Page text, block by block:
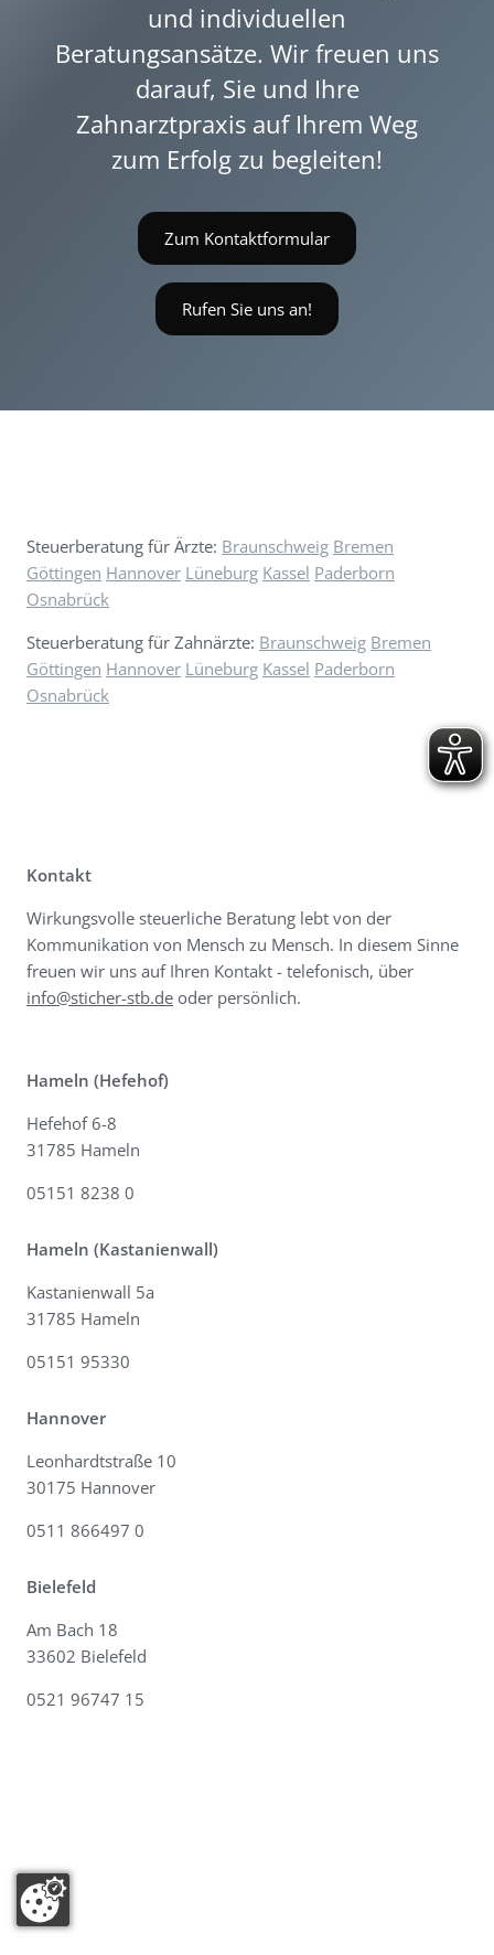
und individuellen
Beratungsansätze. Wir freuen uns
darauf, Sie und Ihre
Zahnarztpraxis auf Ihrem Weg
zum Erfolg zu begleiten!
Zum Kontaktformular
Rufen Sie uns an!
Steuerberatung für Ärzte: Braunschweig Bremen
Göttingen Hannover Lüneburg Kassel Paderborn
Osnabrück
Steuerberatung für Zahnärzte: Braunschweig Bremen
Göttingen Hannover Lüneburg Kassel Paderborn
Osnabrück
Kontakt
Wirkungsvolle steuerliche Beratung lebt von der
Kommunikation von Mensch zu Mensch. In diesem Sinne
freuen wir uns auf Ihren Kontakt - telefonisch, über
info@sticher-stb.de oder persönlich.
Hameln (Hefehof)
Hefehof 6-8
31785 Hameln
05151 8238 0
Hameln (Kastanienwall)
Kastanienwall 5a
31785 Hameln
05151 95330
Hannover
Leonhardtstraße 10
30175 Hannover
0511 866497 0
Bielefeld
Am Bach 18
33602 Bielefeld
0521 96747 15